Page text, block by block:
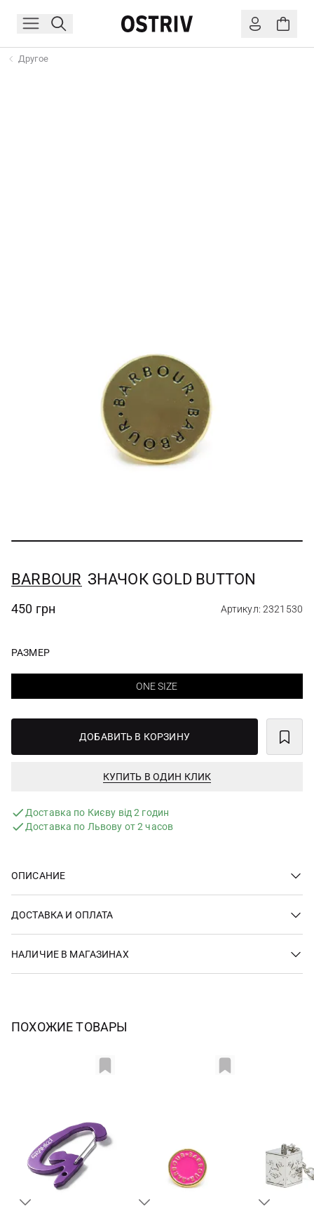
Другое
BARBOUR ЗНАЧОК GOLD BUTTON
450 грн Артикул: 2321530
РАЗМЕР
ONE SIZE
ДОБАВИТЬ В КОРЗИНУ
КУПИТЬ В ОДИН КЛИК
Доставка по Києву від 2 годин
Доставка по Львову от 2 часов
ОПИСАНИЕ
ДОСТАВКА И ОПЛАТА
НАЛИЧИЕ В МАГАЗИНАХ
ПОХОЖИЕ ТОВАРЫ